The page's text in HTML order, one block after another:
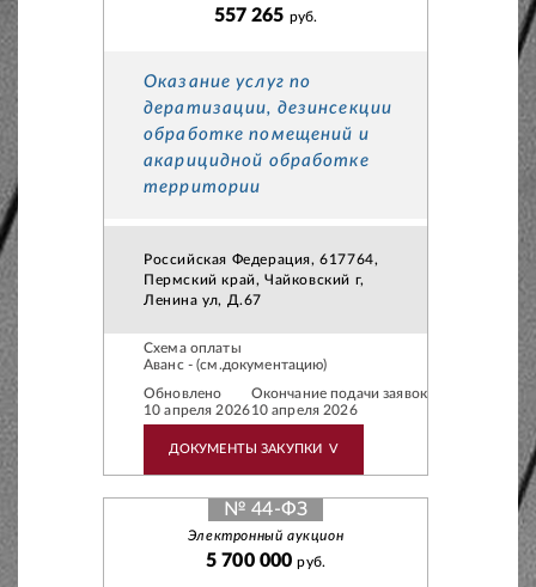
557 265 руб.
Оказание услуг по
дератизации, дезинсекции
обработке помещений и
акарицидной обработке
территории
Российская Федерация, 617764,
Пермский край, Чайковский г,
Ленина ул, Д.67
Схема оплаты
Аванс - (см.документацию)
Обновлено
10 апреля 2026
Окончание подачи заявок
10 апреля 2026
ДОКУМЕНТЫ ЗАКУПКИ V
№ 44-ФЗ
Электронный аукцион
5 700 000руб.